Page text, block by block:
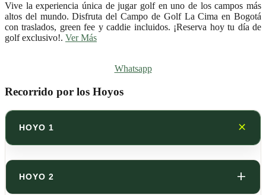
Vive la experiencia única de jugar golf en uno de los campos más
altos del mundo. Disfruta del Campo de Golf La Cima en Bogotá
con traslados, green fee y caddie incluidos. ¡Reserva hoy tu día de
golf exclusivo!. Ver Más
Whatsapp
Recorrido por los Hoyos
HOYO 1
HOYO 2